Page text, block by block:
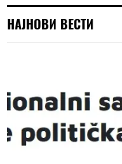
НАЈНОВИ ВЕСТИ